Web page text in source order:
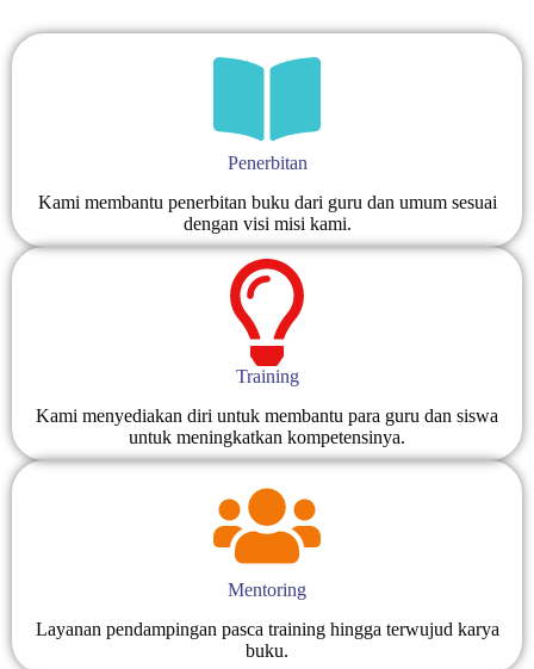
Penerbitan
Kami membantu penerbitan buku dari guru dan umum sesuai
dengan visi misi kami.
Training
Kami menyediakan diri untuk membantu para guru dan siswa
untuk meningkatkan kompetensinya.
Mentoring
Layanan pendampingan pasca training hingga terwujud karya
buku.